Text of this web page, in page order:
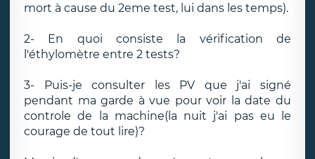
mort à cause du 2eme test, lui dans les temps).
2- En quoi consiste la vérification de
l'éthylomètre entre 2 tests?
3- Puis-je consulter les PV que j'ai signé
pendant ma garde à vue pour voir la date du
controle de la machine(la nuit j'ai pas eu le
courage de tout lire)?